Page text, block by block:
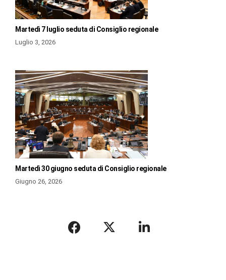
Martedì 7 luglio seduta di Consiglio regionale
Luglio 3, 2026
Martedì 30 giugno seduta di Consiglio regionale
Giugno 26, 2026